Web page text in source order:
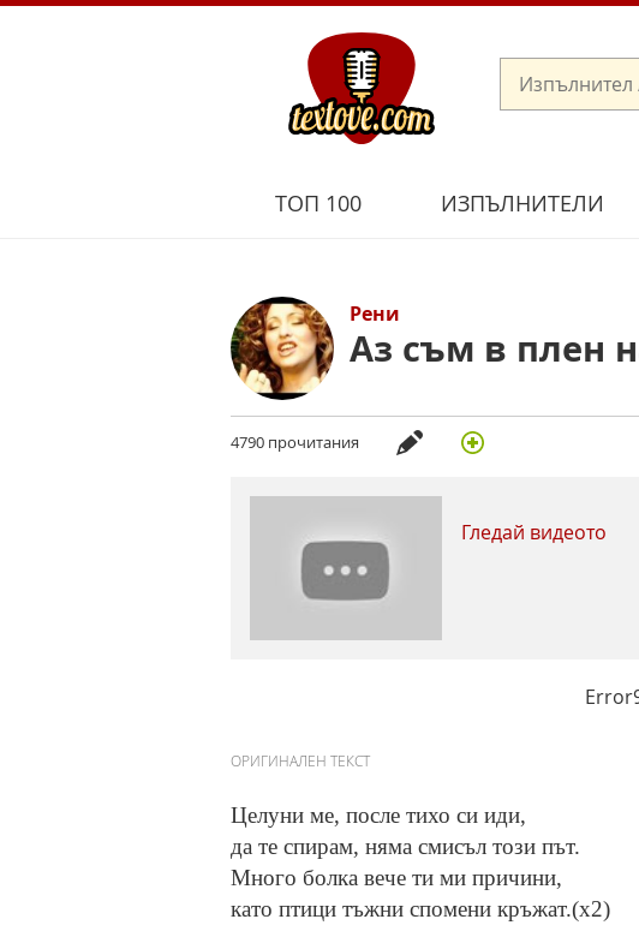
ТОП 100 ИЗПЪЛНИТЕЛИ
Рени
Аз съм в плен
4790 прочитания
Гледай видеото
ОРИГИНАЛЕН ТЕКСТ
Целуни ме, после тихо си иди,
да те спирам, няма смисъл този път.
Много болка вече ти ми причини,
като птици тъжни спомени кръжат.(x2)